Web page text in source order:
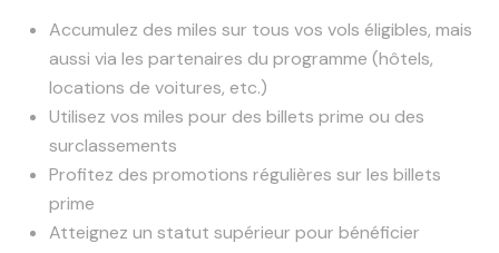
Accumulez des miles sur tous vos vols éligibles, mais
aussi via les partenaires du programme (hôtels,
locations de voitures, etc.)
Utilisez vos miles pour des billets prime ou des
surclassements
Profitez des promotions régulières sur les billets
prime
Atteignez un statut supérieur pour bénéficier